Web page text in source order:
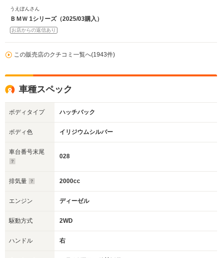
うえぽんさん
ＢＭＷ 1シリーズ（2025/03購入）
お店からの返信あり
この販売店のクチコミ一覧へ(1943件)
車種スペック
ボディタイプ ハッチバック
ボディ色 イリジウムシルバー
車台番号末尾
028
排気量 2000cc
エンジン ディーゼル
駆動方式 2WD
ハンドル 右